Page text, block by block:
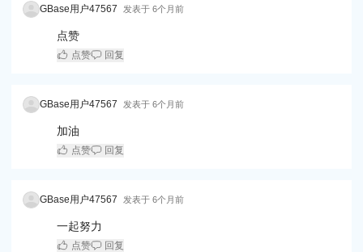
GBase用户47567 发表于 6个月前
点赞
点赞 回复
GBase用户47567 发表于 6个月前
加油
点赞 回复
GBase用户47567 发表于 6个月前
一起努力
点赞 回复